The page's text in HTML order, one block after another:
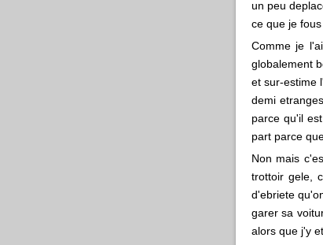
un peu
ce que je
Comme je
globalement
et sur-estime
demi
parce qu'il
part parce
Non mais
trottoir gele,
d'ebriete
garer sa
alors que j'y